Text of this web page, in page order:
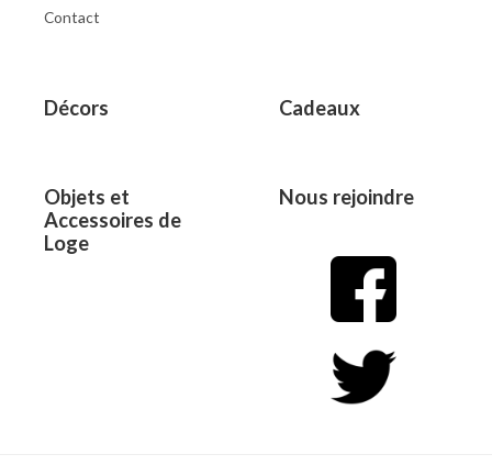
Contact
Décors Cadeaux
Objets et
Accessoires de
Loge
Nous rejoindre